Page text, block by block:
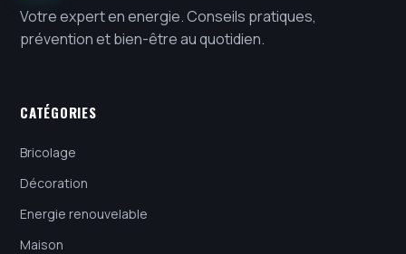
Votre expert en energie. Conseils pratiques,
prévention et bien-être au quotidien.
CATÉGORIES
Bricolage
Décoration
Energie renouvelable
Maison